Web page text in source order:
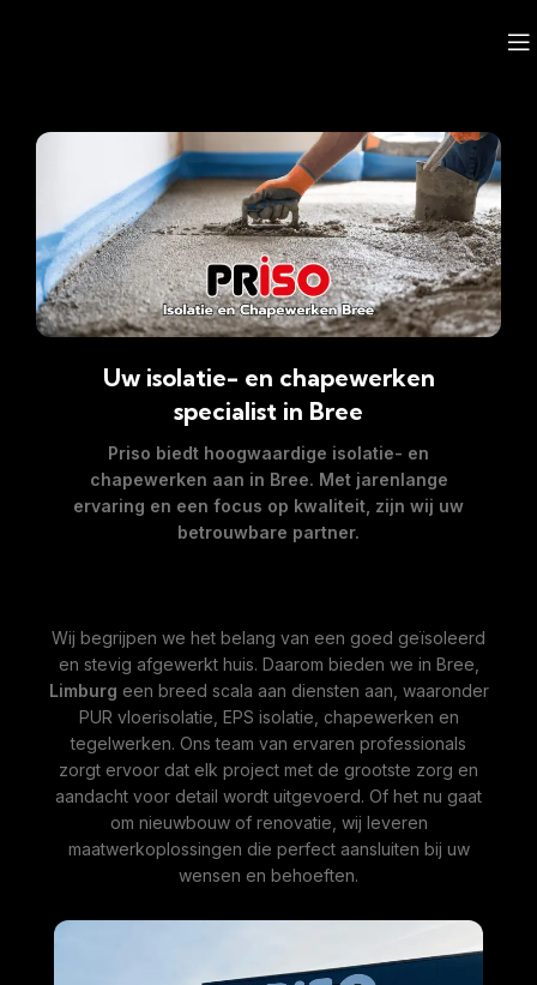
Uw isolatie- en chapewerken
specialist in Bree
Priso biedt hoogwaardige isolatie- en
chapewerken aan in Bree. Met jarenlange
ervaring en een focus op kwaliteit, zijn wij uw
betrouwbare partner.
Wij begrijpen we het belang van een goed geïsoleerd
en stevig afgewerkt huis. Daarom bieden we in Bree,
Limburg een breed scala aan diensten aan, waaronder
PUR vloerisolatie, EPS isolatie, chapewerken en
tegelwerken. Ons team van ervaren professionals
zorgt ervoor dat elk project met de grootste zorg en
aandacht voor detail wordt uitgevoerd. Of het nu gaat
om nieuwbouw of renovatie, wij leveren
maatwerkoplossingen die perfect aansluiten bij uw
wensen en behoeften.